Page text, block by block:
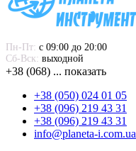
Пн-Пт: с 09:00 до 20:00
Сб-Вск: выходной
+38 (068) ... показать
+38 (050) 024 01 05
+38 (096) 219 43 31
+38 (096) 219 43 31
info@planeta-i.com.ua